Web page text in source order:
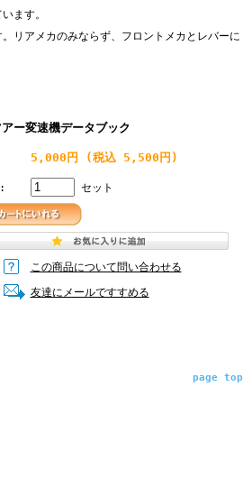
ます。
アメカのみならず、フロントメカとレバーに
ー変速機データブック
5,000円 (税込 5,500円)
セット
この商品について問い合わせる
友達にメールですすめる
page top